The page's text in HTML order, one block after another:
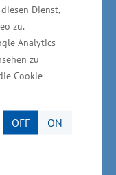
Dienst,
zu.
Analytics
zu
Cookie-
OFF ON
der
der
für die
240.000 Euro
betragen